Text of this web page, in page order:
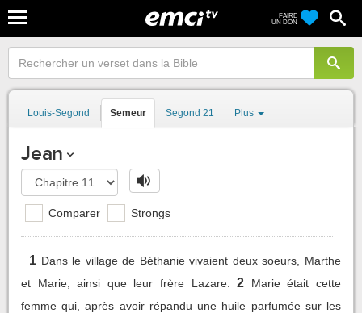
FAIRE
UN DON
Louis-Segond Semeur Segond 21 Plus
Jean
Comparer Strongs
1 Dans le village de Béthanie vivaient deux soeurs, Marthe
et Marie, ainsi que leur frère Lazare.
2
Marie était cette
femme qui, après avoir répandu une huile parfumée sur les